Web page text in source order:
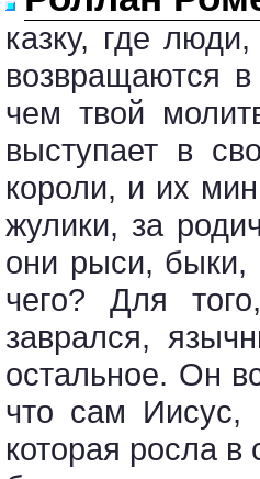
казку, где
возвращаются
чем твой
выступает в
короли, и их
жулики, за
они рыси, быки,
чего? Для
заврался,
остальное. Он
что сам Иисус,
которая росла в